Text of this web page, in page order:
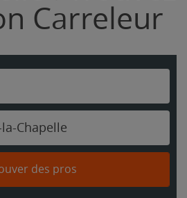
Carreleur
Chapelle
des pros